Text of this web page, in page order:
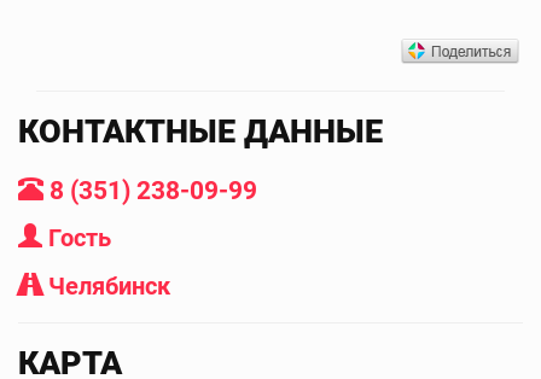
КОНТАКТНЫЕ ДАННЫЕ
8 (351) 238-09-99
Гость
Челябинск
КАРТА